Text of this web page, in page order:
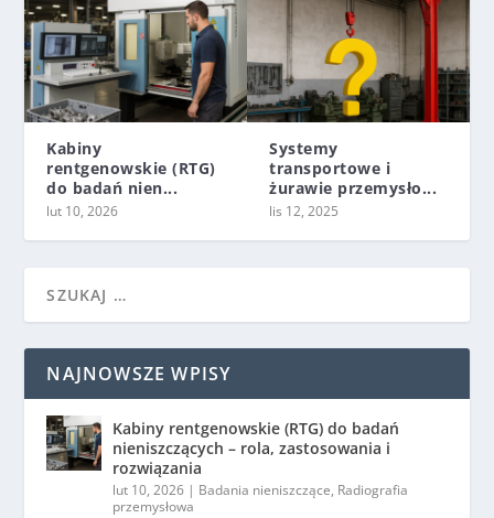
Kabiny
rentgenowskie (RTG)
do badań nien...
lut 10, 2026
Systemy
transportowe i
żurawie przemysło...
lis 12, 2025
NAJNOWSZE WPISY
Kabiny rentgenowskie (RTG) do badań
nieniszczących – rola, zastosowania i
rozwiązania
lut 10, 2026 | Badania nieniszczące, Radiografia
przemysłowa